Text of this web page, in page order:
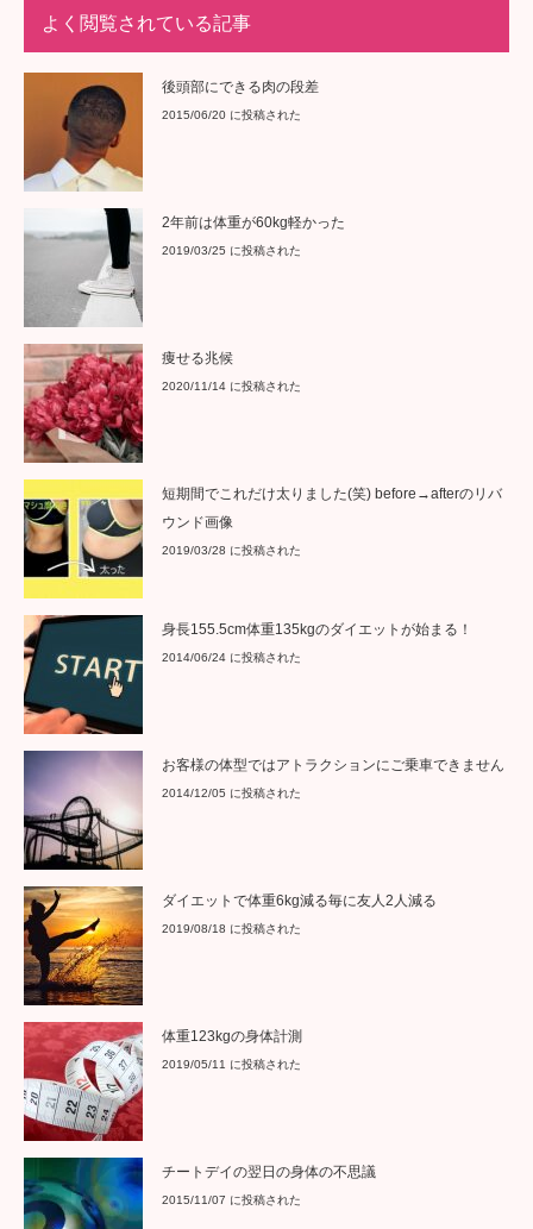
よく閲覧されている記事
後頭部にできる肉の段差
2015/06/20 に投稿された
2年前は体重が60kg軽かった
2019/03/25 に投稿された
痩せる兆候
2020/11/14 に投稿された
短期間でこれだけ太りました(笑) before→afterのリバ
ウンド画像
2019/03/28 に投稿された
身長155.5cm体重135kgのダイエットが始まる！
2014/06/24 に投稿された
お客様の体型ではアトラクションにご乗車できません
2014/12/05 に投稿された
ダイエットで体重6kg減る毎に友人2人減る
2019/08/18 に投稿された
体重123kgの身体計測
2019/05/11 に投稿された
チートデイの翌日の身体の不思議
2015/11/07 に投稿された